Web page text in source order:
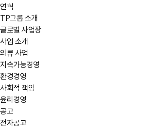
연혁
TP그룹 소개
글로벌 사업장
사업 소개
의류 사업
지속가능경영
환경경영
사회적 책임
윤리경영
공고
전자공고